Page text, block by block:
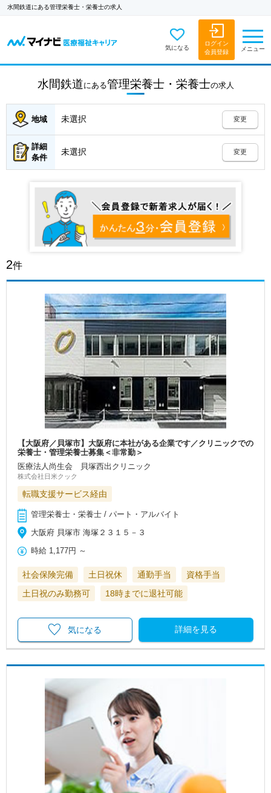
水間鉄道にある管理栄養士・栄養士の求人
気になる
ログイン
会員登録
メニュー
水間鉄道にある管理栄養士・栄養士の求人
地域 未選択 変更
詳細
条件
未選択 変更
2件
【大阪府／貝塚市】大阪府に本社がある企業です／クリニックでの
栄養士・管理栄養士募集＜非常勤＞
医療法人尚生会 貝塚西出クリニック
株式会社日米クック
転職支援サービス経由
管理栄養士・栄養士 / パート・アルバイト
大阪府 貝塚市 海塚２３１５－３
時給 1,177円 ～
社会保険完備 土日祝休 通勤手当
資格手当
土日祝のみ勤務可
18時までに退社可能
詳細を見る
気になる